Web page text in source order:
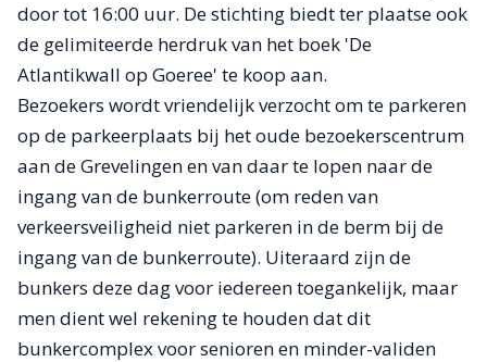
door tot 16:00 uur. De stichting biedt ter plaatse ook
de gelimiteerde herdruk van het boek 'De
Atlantikwall op Goeree' te koop aan.
Bezoekers wordt vriendelijk verzocht om te parkeren
op de parkeerplaats bij het oude bezoekerscentrum
aan de Grevelingen en van daar te lopen naar de
ingang van de bunkerroute (om reden van
verkeersveiligheid niet parkeren in de berm bij de
ingang van de bunkerroute). Uiteraard zijn de
bunkers deze dag voor iedereen toegankelijk, maar
men dient wel rekening te houden dat dit
bunkercomplex voor senioren en minder-validen